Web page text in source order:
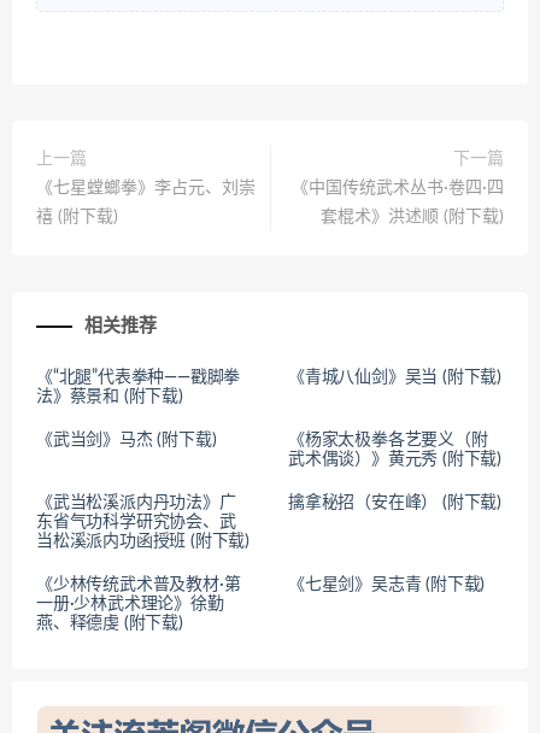
上一篇
《七星螳螂拳》李占元、刘崇
禧 (附下载)
下一篇
《中国传统武术丛书·卷四·四
套棍术》洪述顺 (附下载)
相关推荐
《“北腿”代表拳种——戳脚拳
法》蔡景和 (附下载)
《青城八仙剑》吴当 (附下载)
《武当剑》马杰 (附下载)
《杨家太极拳各艺要义（附
武术偶谈）》黄元秀 (附下载)
《武当松溪派内丹功法》广
东省气功科学研究协会、武
当松溪派内功函授班 (附下载)
擒拿秘招（安在峰） (附下载)
《少林传统武术普及教材·第
一册·少林武术理论》徐勤
燕、释德虔 (附下载)
《七星剑》吴志青 (附下载)